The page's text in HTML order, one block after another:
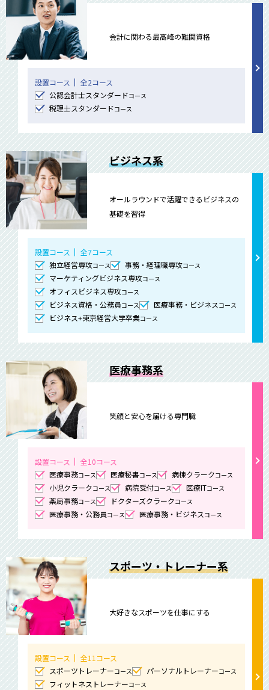
会計に関わる最高峰の難関資格
設置コース
全2コース
公認会計士スタンダードコース
税理士スタンダードコース
ビジネス系
オールラウンドで活躍できるビジネスの
基礎を習得
設置コース
全7コース
独立経営専攻コース 事務・経理職専攻コース
マーケティングビジネス専攻コース
オフィスビジネス専攻コース
ビジネス資格・公務員コース 医療事務・ビジネス コース
ビジネス+東京経営大学卒業コース
医療事務系
笑顔と安心を届ける専門職
設置コース
全10コース
医療事務コース 医療秘書コース 病棟クラークコース
小児クラークコース 病院受付コース 医療ITコース
薬局事務コース ドクターズクラークコース
医療事務・公務員コース 医療事務・ビジネス コース
スポーツ・トレーナー系
大好きなスポーツを仕事にする
設置コース
全11コース
スポーツトレーナーコース パーソナルトレーナーコース
フィットネストレーナーコース